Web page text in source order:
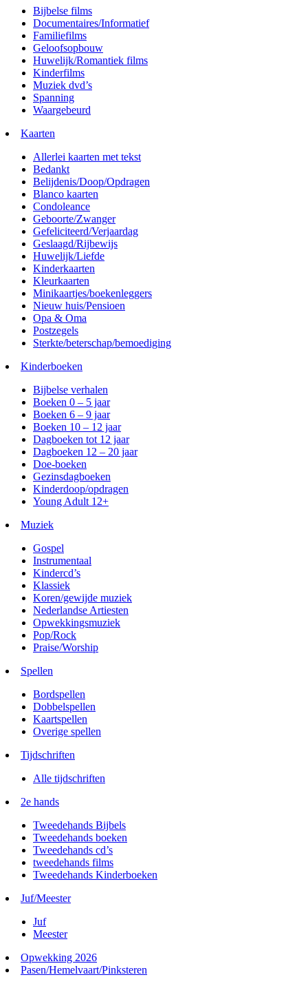
Bijbelse films
Documentaires/Informatief
Familiefilms
Geloofsopbouw
Huwelijk/Romantiek films
Kinderfilms
Muziek dvd’s
Spanning
Waargebeurd
Kaarten
Allerlei kaarten met tekst
Bedankt
Belijdenis/Doop/Opdragen
Blanco kaarten
Condoleance
Geboorte/Zwanger
Gefeliciteerd/Verjaardag
Geslaagd/Rijbewijs
Huwelijk/Liefde
Kinderkaarten
Kleurkaarten
Minikaartjes/boekenleggers
Nieuw huis/Pensioen
Opa & Oma
Postzegels
Sterkte/beterschap/bemoediging
Kinderboeken
Bijbelse verhalen
Boeken 0 – 5 jaar
Boeken 6 – 9 jaar
Boeken 10 – 12 jaar
Dagboeken tot 12 jaar
Dagboeken 12 – 20 jaar
Doe-boeken
Gezinsdagboeken
Kinderdoop/opdragen
Young Adult 12+
Muziek
Gospel
Instrumentaal
Kindercd’s
Klassiek
Koren/gewijde muziek
Nederlandse Artiesten
Opwekkingsmuziek
Pop/Rock
Praise/Worship
Spellen
Bordspellen
Dobbelspellen
Kaartspellen
Overige spellen
Tijdschriften
Alle tijdschriften
2e hands
Tweedehands Bijbels
Tweedehands boeken
Tweedehands cd’s
tweedehands films
Tweedehands Kinderboeken
Juf/Meester
Juf
Meester
Opwekking 2026
Pasen/Hemelvaart/Pinksteren